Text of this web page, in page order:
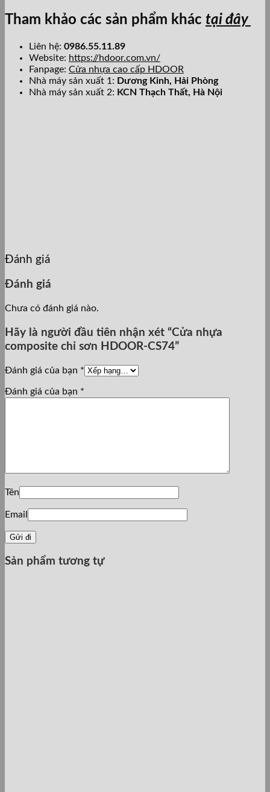
Tham khảo các sản phẩm khác tại đây
Liên hệ: 0986.55.11.89
Website: https://hdoor.com.vn/
Fanpage: Cửa nhựa cao cấp HDOOR
Nhà máy sản xuất 1: Dương Kinh, Hải Phòng
Nhà máy sản xuất 2: KCN Thạch Thất, Hà Nội
Đánh giá
Đánh giá
Chưa có đánh giá nào.
Hãy là người đầu tiên nhận xét “Cửa nhựa
composite chỉ sơn HDOOR-CS74”
Đánh giá của bạn *
Đánh giá của bạn *
Tên
Email
Sản phẩm tương tự